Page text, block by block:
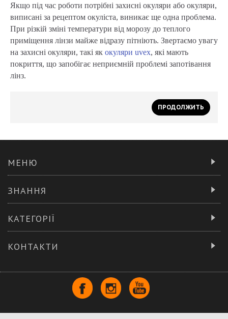
Якщо під час роботи потрібні захисні окуляри або окуляри,
виписані за рецептом окуліста, виникає ще одна проблема.
При різкій зміні температури від морозу до теплого
приміщення лінзи майже відразу пітніють. Звертаємо увагу
на захисні окуляри, такі як окуляри uvex, які мають
покриття, що запобігає неприємній проблемі запотівання
лінз.
ПРОДОЛЖИТЬ
МЕНЮ
ЗНАННЯ
КАТЕГОРІЇ
КОНТАКТИ